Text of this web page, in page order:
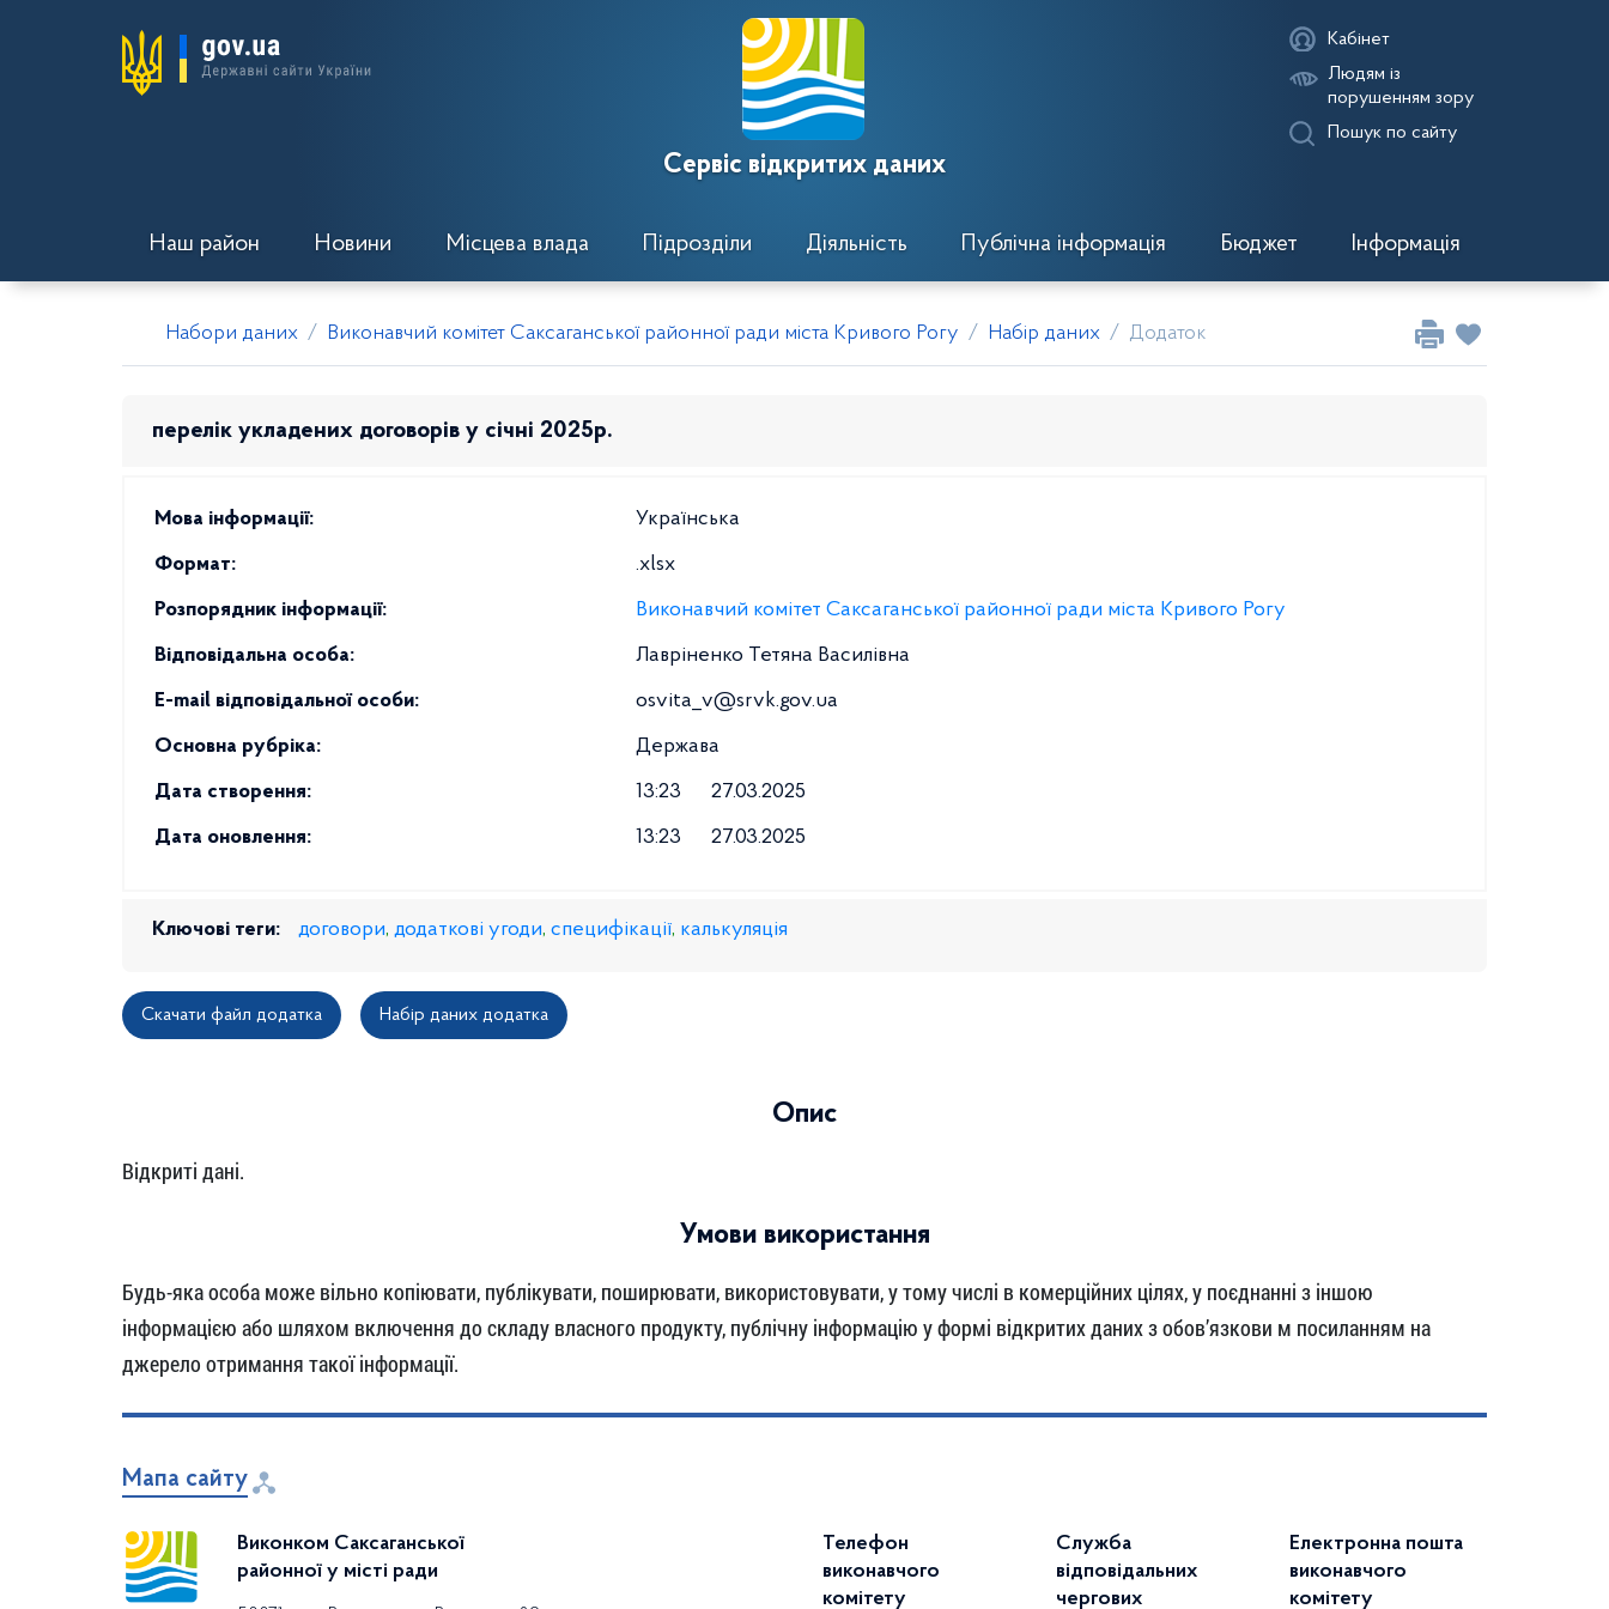
Сервіс відкритих даних
Кабінет
Людям із
порушенням зору
Пошук по сайту
Наш район Новини Місцева влада Підрозділи Діяльність Публічна інформація Бюджет Інформація
Набори даних Виконавчий комітет Саксаганської районної ради міста Кривого Рогу Набір даних Додаток
перелік укладених договорів у січні 2025р.
Мова інформації: Українська
Формат: .xlsx
Розпорядник інформації: Виконавчий комітет Саксаганської районної ради міста Кривого Рогу
Відповідальна особа: Лавріненко Тетяна Василівна
E-mail відповідальної особи: osvita_v@srvk.gov.ua
Основна рубріка: Держава
Дата створення: 13:23 27.03.2025
Дата оновлення: 13:23 27.03.2025
Ключові теги: договори, додаткові угоди, специфікації, калькуляція
Скачати файл додатка Набір даних додатка
Опис
Відкриті дані.
Умови використання
Будь-яка особа може вільно копіювати, публікувати, поширювати, використовувати, у тому числі в комерційних цілях, у поєднанні з іншою
інформацією або шляхом включення до складу власного продукту, публічну інформацію у формі відкритих даних з обов’язкови м посиланням на
джерело отримання такої інформації.
Мапа сайту
Виконком Саксаганської
районної у місті ради
Телефон
виконавчого
комітету
Служба
відповідальних
чергових
Електронна пошта
виконавчого
комітету